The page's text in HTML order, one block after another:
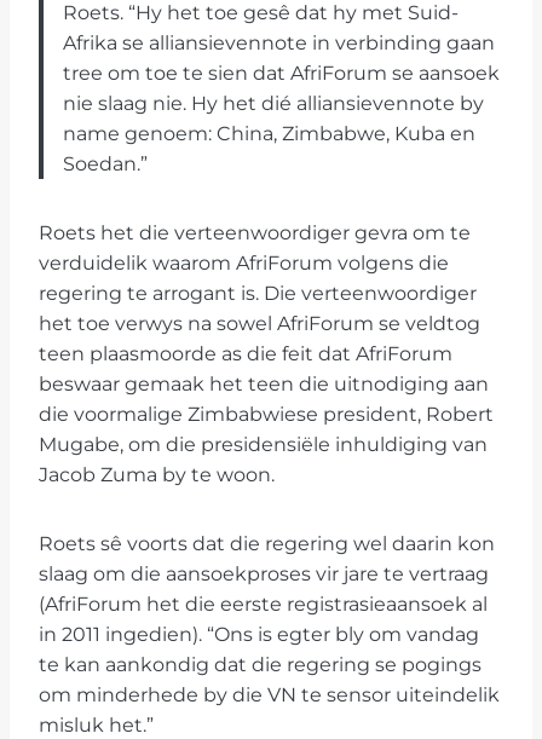
Roets. “Hy het toe gesê dat hy met Suid-
Afrika se alliansievennote in verbinding gaan
tree om toe te sien dat AfriForum se aansoek
nie slaag nie. Hy het dié alliansievennote by
name genoem: China, Zimbabwe, Kuba en
Soedan.”
Roets het die verteenwoordiger gevra om te
verduidelik waarom AfriForum volgens die
regering te arrogant is. Die verteenwoordiger
het toe verwys na sowel AfriForum se veldtog
teen plaasmoorde as die feit dat AfriForum
beswaar gemaak het teen die uitnodiging aan
die voormalige Zimbabwiese president, Robert
Mugabe, om die presidensiële inhuldiging van
Jacob Zuma by te woon.
Roets sê voorts dat die regering wel daarin kon
slaag om die aansoekproses vir jare te vertraag
(AfriForum het die eerste registrasieaansoek al
in 2011 ingedien). “Ons is egter bly om vandag
te kan aankondig dat die regering se pogings
om minderhede by die VN te sensor uiteindelik
misluk het.”